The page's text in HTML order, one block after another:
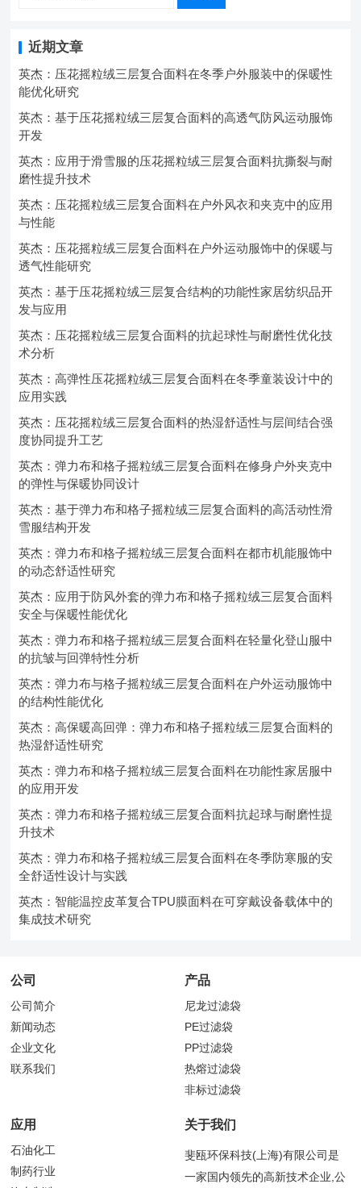
近期文章
英杰：压花摇粒绒三层复合面料在冬季户外服装中的保暖性
能优化研究
英杰：基于压花摇粒绒三层复合面料的高透气防风运动服饰
开发
英杰：应用于滑雪服的压花摇粒绒三层复合面料抗撕裂与耐
磨性提升技术
英杰：压花摇粒绒三层复合面料在户外风衣和夹克中的应用
与性能
英杰：压花摇粒绒三层复合面料在户外运动服饰中的保暖与
透气性能研究
英杰：基于压花摇粒绒三层复合结构的功能性家居纺织品开
发与应用
英杰：压花摇粒绒三层复合面料的抗起球性与耐磨性优化技
术分析
英杰：高弹性压花摇粒绒三层复合面料在冬季童装设计中的
应用实践
英杰：压花摇粒绒三层复合面料的热湿舒适性与层间结合强
度协同提升工艺
英杰：弹力布和格子摇粒绒三层复合面料在修身户外夹克中
的弹性与保暖协同设计
英杰：基于弹力布和格子摇粒绒三层复合面料的高活动性滑
雪服结构开发
英杰：弹力布和格子摇粒绒三层复合面料在都市机能服饰中
的动态舒适性研究
英杰：应用于防风外套的弹力布和格子摇粒绒三层复合面料
安全与保暖性能优化
英杰：弹力布和格子摇粒绒三层复合面料在轻量化登山服中
的抗皱与回弹特性分析
英杰：弹力布与格子摇粒绒三层复合面料在户外运动服饰中
的结构性能优化
英杰：高保暖高回弹：弹力布和格子摇粒绒三层复合面料的
热湿舒适性研究
英杰：弹力布和格子摇粒绒三层复合面料在功能性家居服中
的应用开发
英杰：弹力布和格子摇粒绒三层复合面料抗起球与耐磨性提
升技术
英杰：弹力布和格子摇粒绒三层复合面料在冬季防寒服的安
全舒适性设计与实践
英杰：智能温控皮革复合TPU膜面料在可穿戴设备载体中的
集成技术研究
公司
公司简介
新闻动态
企业文化
联系我们
产品
尼龙过滤袋
PE过滤袋
PP过滤袋
热熔过滤袋
非标过滤袋
应用
石油化工
制药行业
关于我们
斐瓯环保科技(上海)有限公司是
一家国内领先的高新技术企业,公